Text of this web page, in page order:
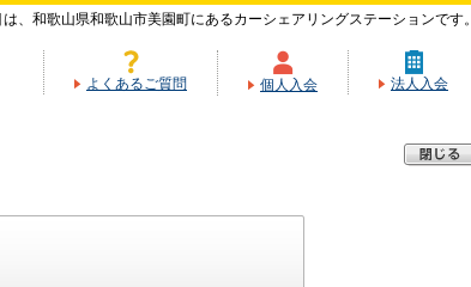
、和歌山県和歌山市美園町にあるカーシェアリングステーションです。
よくあるご質問 個人入会 法人入会